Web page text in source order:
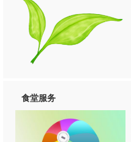
食堂服务